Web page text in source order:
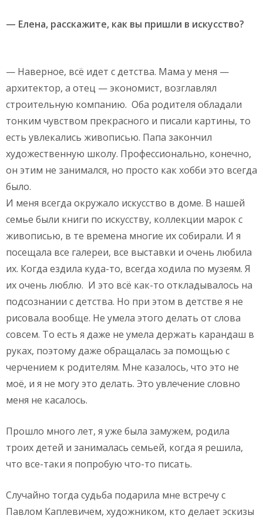
— Елена, расскажите, как вы пришли в искусство?
— Наверное, всё идет с детства. Мама у меня —
архитектор, а отец — экономист, возглавлял
строительную компанию. Оба родителя обладали
тонким чувством прекрасного и писали картины, то
есть увлекались живописью. Папа закончил
художественную школу. Профессионально, конечно,
он этим не занимался, но просто как хобби это всегда
было.
И меня всегда окружало искусство в доме. В нашей
семье были книги по искусству, коллекции марок с
живописью, в те времена многие их собирали. И я
посещала все галереи, все выставки и очень любила
их. Когда ездила куда-то, всегда ходила по музеям. Я
их очень люблю. И это всё как-то откладывалось на
подсознании с детства. Но при этом в детстве я не
рисовала вообще. Не умела этого делать от слова
совсем. То есть я даже не умела держать карандаш в
руках, поэтому даже обращалась за помощью с
черчением к родителям. Мне казалось, что это не
моё, и я не могу это делать. Это увлечение словно
меня не касалось.
Прошло много лет, я уже была замужем, родила
троих детей и занималась семьей, когда я решила,
что все-таки я попробую что-то писать.
Случайно тогда судьба подарила мне встречу с
Павлом Каплевичем, художником, кто делает эскизы